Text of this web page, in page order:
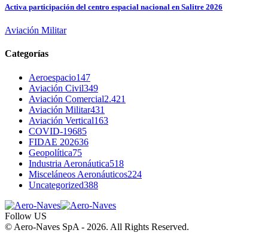
Activa participación del centro espacial nacional en Salitre 2026
Aviación Militar
Categorías
Aeroespacio147
Aviación Civil349
Aviación Comercial2.421
Aviación Militar431
Aviación Vertical163
COVID-19685
FIDAE 202636
Geopolítica75
Industria Aeronáutica518
Misceláneos Aeronáuticos224
Uncategorized388
Follow US
© Aero-Naves SpA - 2026. All Rights Reserved.